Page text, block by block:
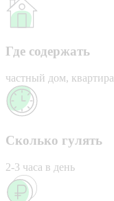
Где содержать
частный дом, квартира
Сколько гулять
2-3 часа в день